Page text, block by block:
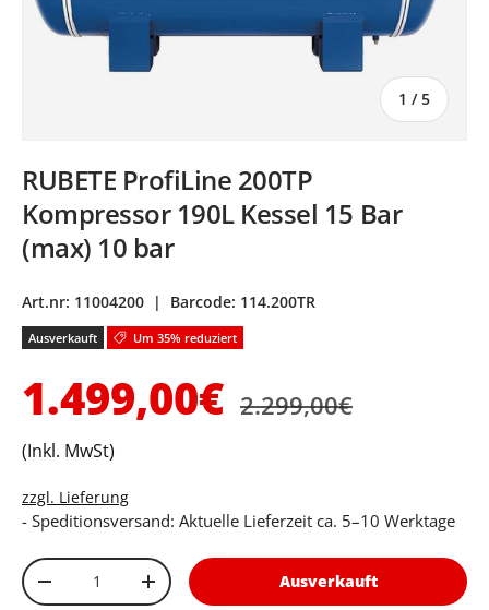
1 / von
5
RUBETE ProfiLine 200TP
Kompressor 190L Kessel 15 Bar
(max) 10 bar
Art.nr: 11004200 | Barcode: 114.200TR
Ausverkauft Um 35% reduziert
Verkaufspreis
1.499,00€ 2.299,00€
(Inkl. MwSt)
zzgl. Lieferung
- Speditionsversand: Aktuelle Lieferzeit ca. 5–10 Werktage
Anzahl
Menge verringernMenge erhöhen Ausverkauft